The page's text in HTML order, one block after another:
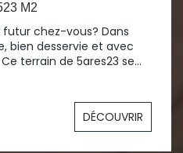
M2
chez-vous? Dans
bien desservie et avec
terrain de 5ares23 se
n'attend plus que
DÉCOUVRIR